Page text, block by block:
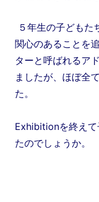
５年生の子どもた
関心のあることを
ターと呼ばれるア
ましたが、ほぼ全
た。
Exhibitionを終えて
たのでしょうか。